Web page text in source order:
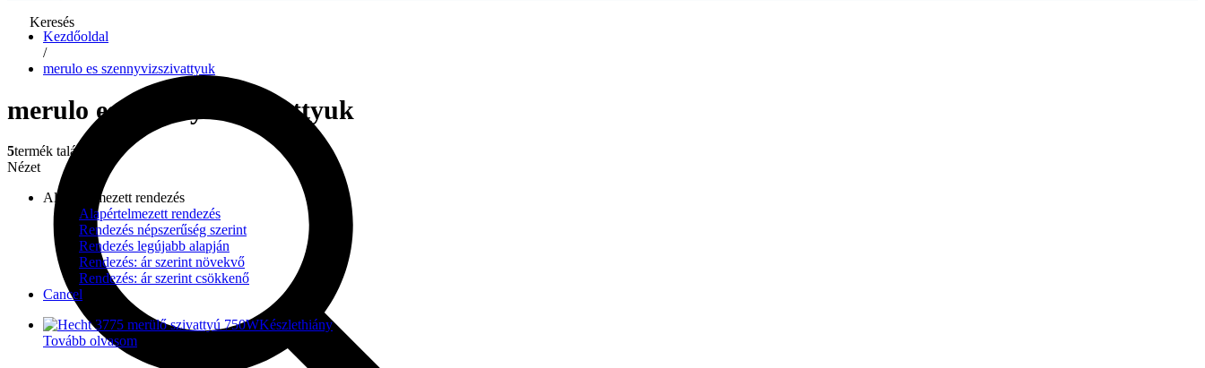
Keresés
Kezdőoldal
/
merulo es szennyvizszivattyuk
merulo es szennyvizszivattyuk
5termék található
Nézet
Alapértelmezett rendezés
Alapértelmezett rendezés
Rendezés népszerűség szerint
Rendezés legújabb alapján
Rendezés: ár szerint növekvő
Rendezés: ár szerint csökkenő
Cancel
Készlethiány
Tovább olvasom